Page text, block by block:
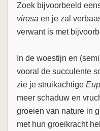
Zoek bijvoorbeeld
virosa en je zal
verwant is met
In de woestijn en
vooral de succulente
zie je struikachtige
meer schaduw en
groeien van nature in
met hun groeikracht